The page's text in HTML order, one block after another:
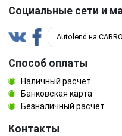
Социальные сети и
Autolend на CARRO
Способ оплаты
Наличный расчёт
Банковская карта
Безналичный расчёт
Контакты